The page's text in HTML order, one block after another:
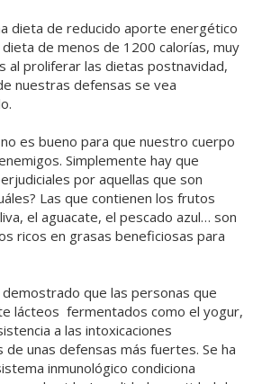
dieta de reducido aporte energético
de menos de 1200 calorías, muy
al proliferar las dietas postnavidad,
nuestras defensas se vea
es bueno para que nuestro cuerpo
Simplemente hay que
por aquellas que son
Las que contienen los frutos
el aguacate, el pescado azul… son
ricos en grasas beneficiosas para
que las personas que
lácteos fermentados como el yogur,
a las intoxicaciones
de unas defensas más fuertes. Se ha
inmunológico condiciona